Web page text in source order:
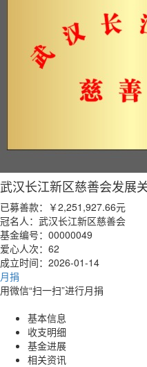
武汉长江新区慈善会发展
已募善款： ￥2,251,927.66元
冠名人：武汉长江新区慈善会
基金编号：00000049
爱心人次：62
成立时间：2026-01-14
月捐
用微信“扫一扫”进行月捐
基本信息
收支明细
基金进展
相关资讯